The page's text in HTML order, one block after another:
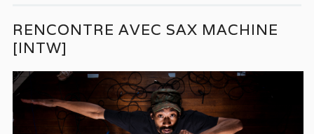
RENCONTRE AVEC SAX MACHINE
[INTW]